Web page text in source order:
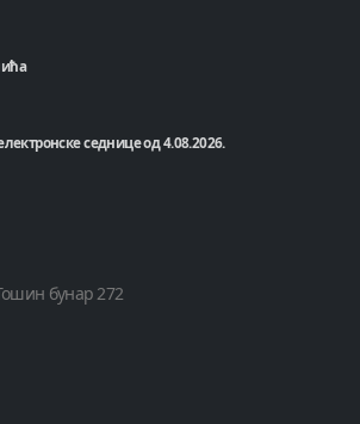
седнице од 4.08.2026.
бунар 272